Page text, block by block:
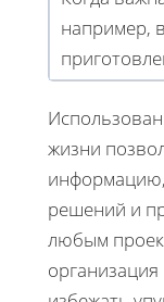
например,
жизни
информацию,
решений и
любым